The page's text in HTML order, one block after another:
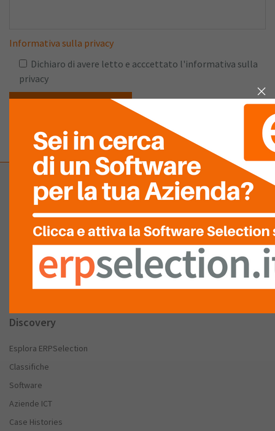
Informativa sulla privacy
Dichiaro di avere letto e acccettato l'informativa sulla
privacy
Company
Chi Siamo
Partnership – Patrocini
Stai cercando un Software Gestionale
Discovery
Esplora ERPSelection
Classifiche
Software
Aziende ICT
Case Histories